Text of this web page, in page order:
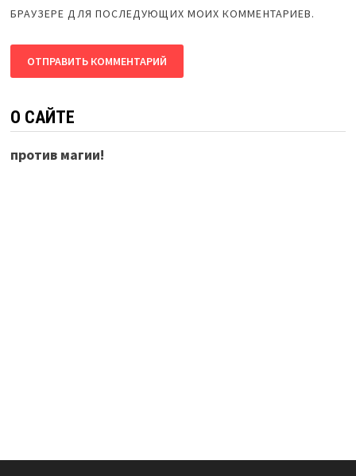
БРАУЗЕРЕ ДЛЯ ПОСЛЕДУЮЩИХ МОИХ КОММЕНТАРИЕВ.
О САЙТЕ
против магии!